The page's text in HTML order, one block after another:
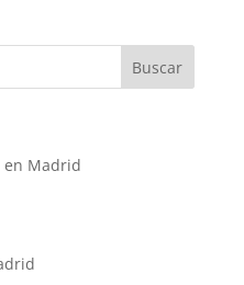
en Madrid